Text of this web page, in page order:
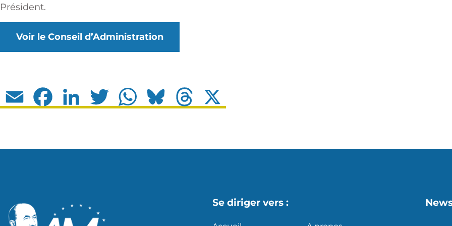
Président.
Voir le Conseil d’Administration
Email FacebookLinkedIn Twitter WhatsAppBluesky Threads
Se diriger vers :